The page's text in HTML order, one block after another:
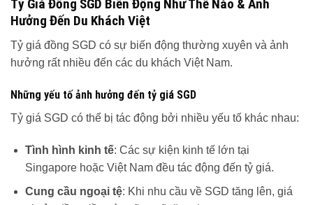
Tỷ Giá Đồng SGD Biến Động Như Thế Nào & Ảnh
Hưởng Đến Du Khách Việt
Tỷ giá đồng SGD có sự biến động thường xuyên và ảnh
hưởng rất nhiều đến các du khách Việt Nam.
Những yếu tố ảnh hưởng đến tỷ giá SGD
Tỷ giá SGD có thể bị tác động bởi nhiều yếu tố khác nhau:
Tình hình kinh tế: Các sự kiện kinh tế lớn tại
Singapore hoặc Việt Nam đều tác động đến tỷ giá.
Cung cầu ngoại tệ: Khi nhu cầu về SGD tăng lên, giá